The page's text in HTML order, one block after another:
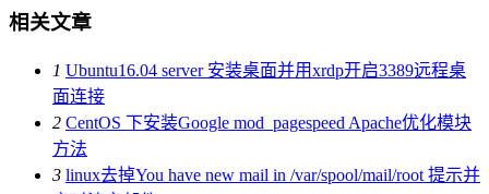
相关文章
1 Ubuntu16.04 server 安装桌面并用xrdp开启3389远程桌
面连接
2 CentOS 下安装Google mod_pagespeed Apache优化模块
方法
3 linux去掉You have new mail in /var/spool/mail/root 提示并